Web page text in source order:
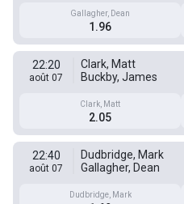
Gallagher, Dean
1.96
22:20
août 07
Clark, Matt
Buckby, James
Clark, Matt
2.05
22:40
août 07
Dudbridge, Mark
Gallagher, Dean
Dudbridge, Mark